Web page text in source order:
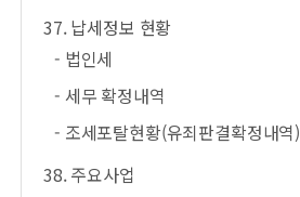
37. 납세정보 현황
- 법인세
- 세무 확정내역
- 조세포탈현황(유죄판결확정내역)
38. 주요사업